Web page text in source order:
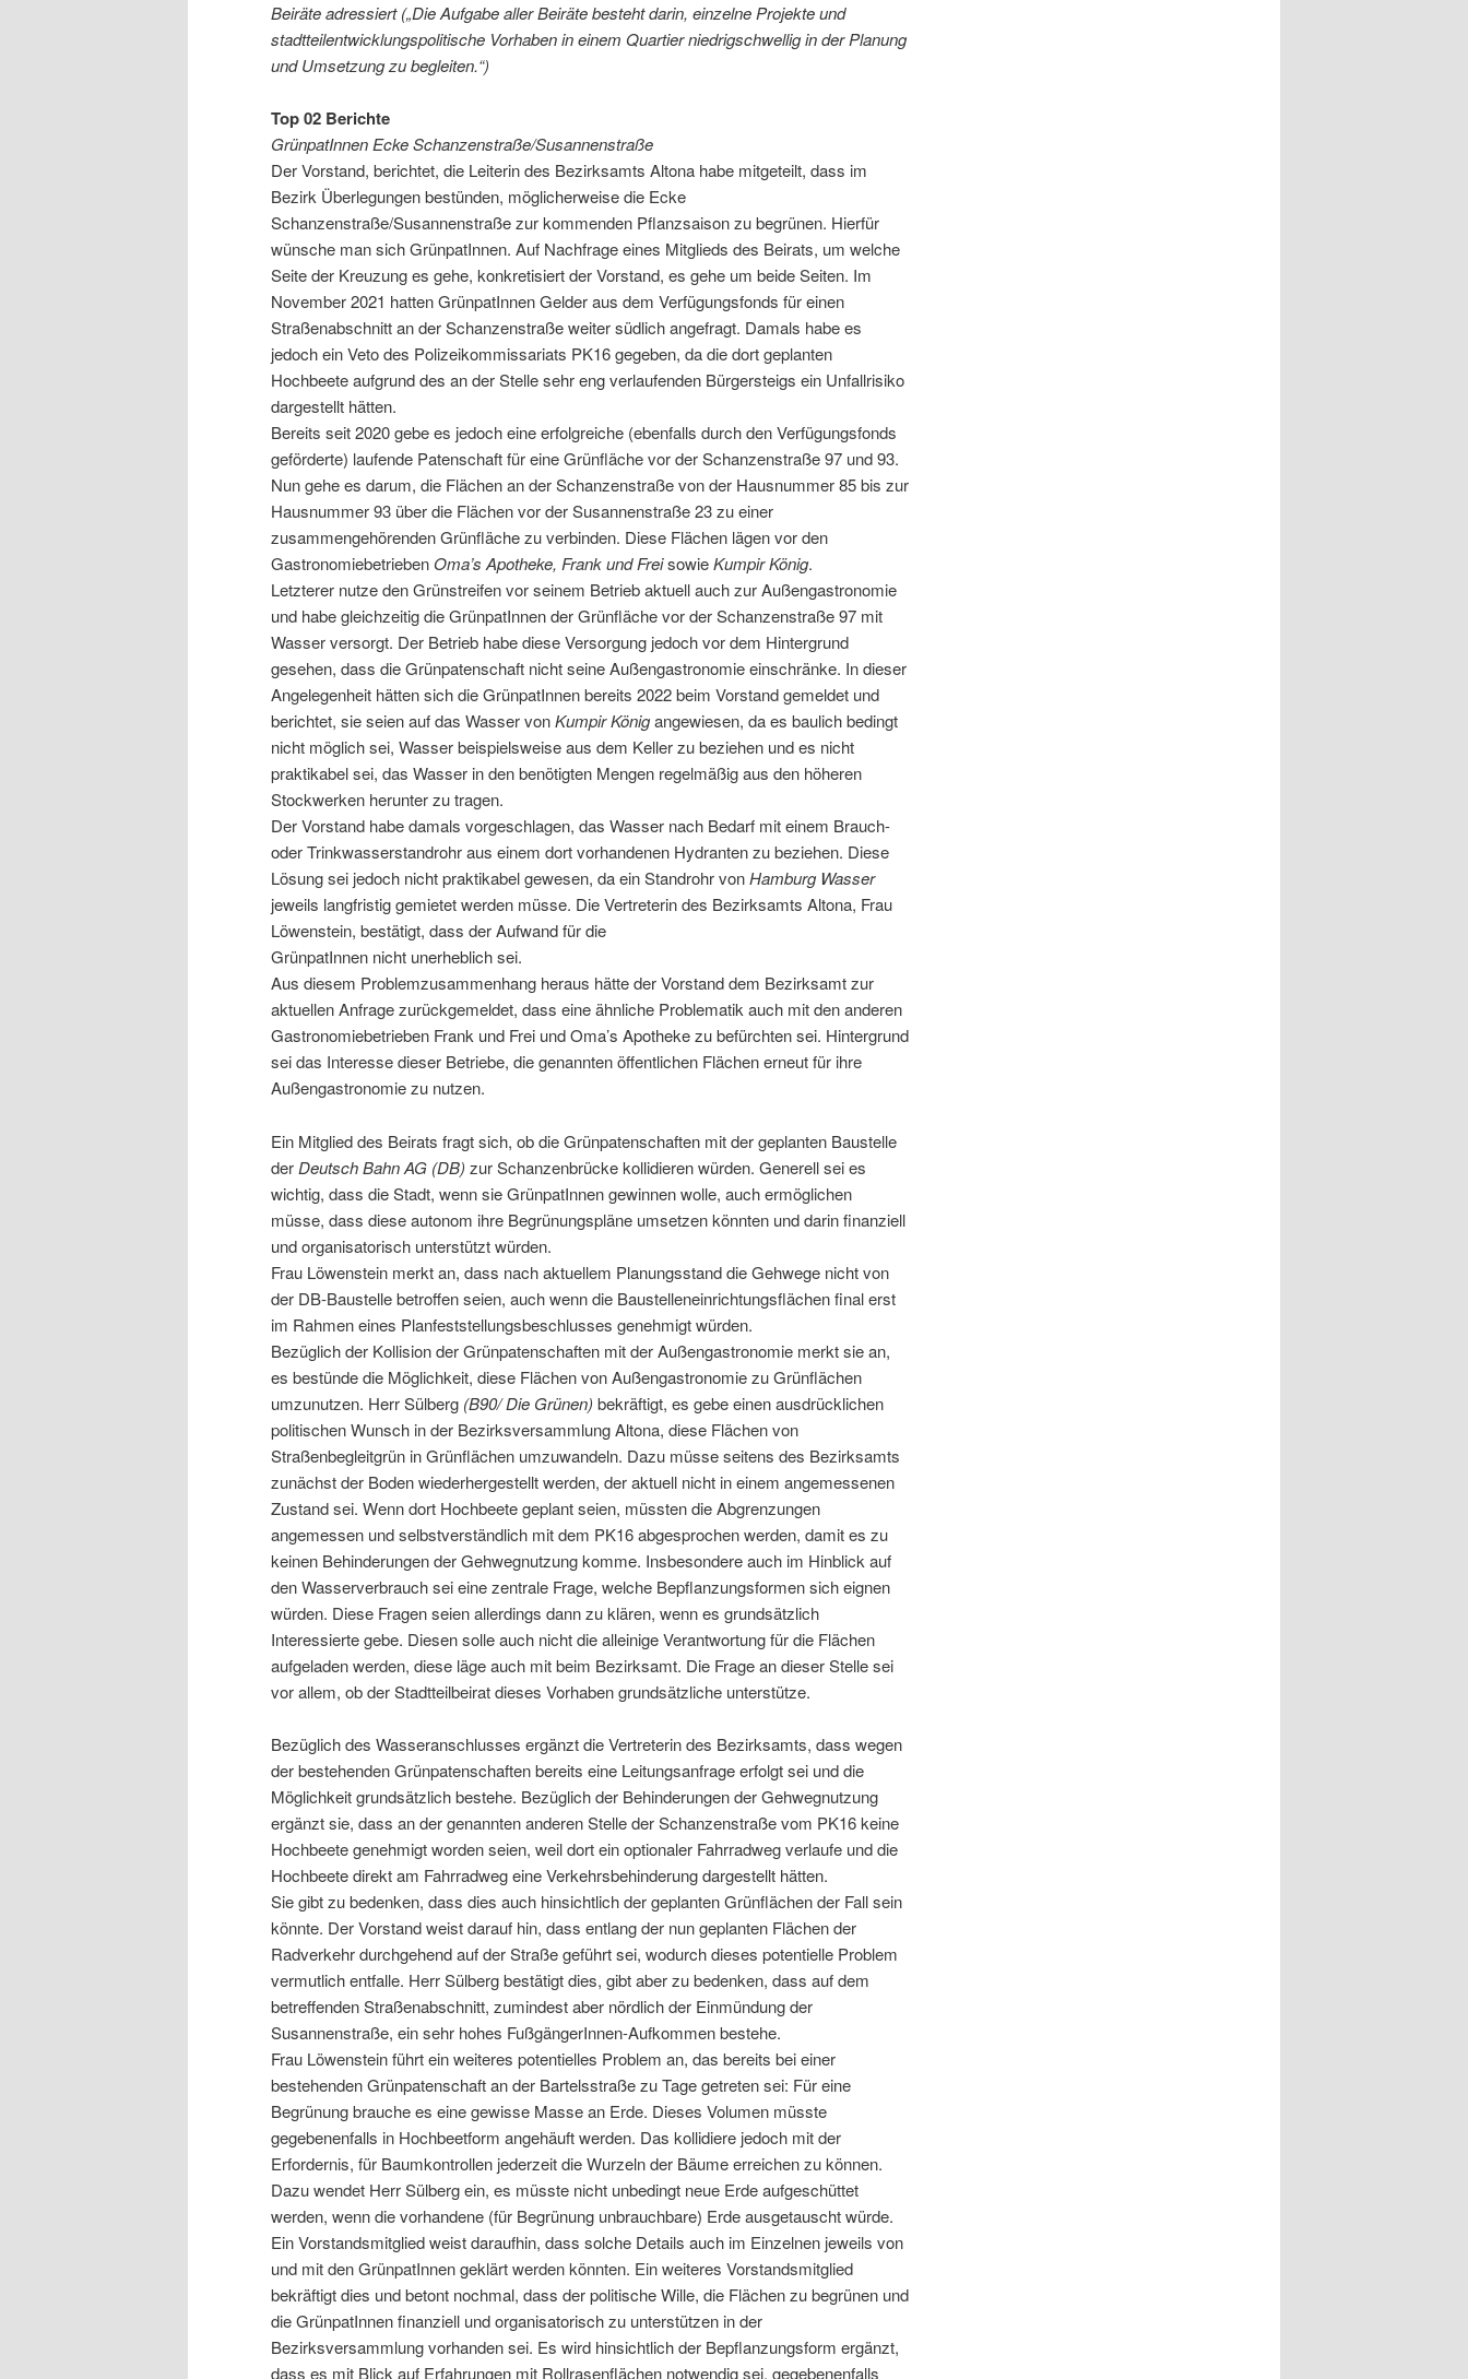
Beiräte adressiert („Die Aufgabe aller Beiräte besteht darin, einzelne Projekte und
stadtteilentwicklungspolitische Vorhaben in einem Quartier niedrigschwellig in der Planung
und Umsetzung zu begleiten.“)
Top 02 Berichte
GrünpatInnen Ecke Schanzenstraße/Susannenstraße
Der Vorstand, berichtet, die Leiterin des Bezirksamts Altona habe mitgeteilt, dass im
Bezirk Überlegungen bestünden, möglicherweise die Ecke
Schanzenstraße/Susannenstraße zur kommenden Pflanzsaison zu begrünen. Hierfür
wünsche man sich GrünpatInnen. Auf Nachfrage eines Mitglieds des Beirats, um welche
Seite der Kreuzung es gehe, konkretisiert der Vorstand, es gehe um beide Seiten. Im
November 2021 hatten GrünpatInnen Gelder aus dem Verfügungsfonds für einen
Straßenabschnitt an der Schanzenstraße weiter südlich angefragt. Damals habe es
jedoch ein Veto des Polizeikommissariats PK16 gegeben, da die dort geplanten
Hochbeete aufgrund des an der Stelle sehr eng verlaufenden Bürgersteigs ein Unfallrisiko
dargestellt hätten.
Bereits seit 2020 gebe es jedoch eine erfolgreiche (ebenfalls durch den Verfügungsfonds
geförderte) laufende Patenschaft für eine Grünfläche vor der Schanzenstraße 97 und 93.
Nun gehe es darum, die Flächen an der Schanzenstraße von der Hausnummer 85 bis zur
Hausnummer 93 über die Flächen vor der Susannenstraße 23 zu einer
zusammengehörenden Grünfläche zu verbinden. Diese Flächen lägen vor den
Gastronomiebetrieben Oma’s Apotheke, Frank und FreisowieKumpir König.
Letzterer nutze den Grünstreifen vor seinem Betrieb aktuell auch zur Außengastronomie
und habe gleichzeitig die GrünpatInnen der Grünfläche vor der Schanzenstraße 97 mit
Wasser versorgt. Der Betrieb habe diese Versorgung jedoch vor dem Hintergrund
gesehen, dass die Grünpatenschaft nicht seine Außengastronomie einschränke. In dieser
Angelegenheit hätten sich die GrünpatInnen bereits 2022 beim Vorstand gemeldet und
berichtet, sie seien auf das Wasser vonKumpir Königangewiesen, da es baulich bedingt
nicht möglich sei, Wasser beispielsweise aus dem Keller zu beziehen und es nicht
praktikabel sei, das Wasser in den benötigten Mengen regelmäßig aus den höheren
Stockwerken herunter zu tragen.
Der Vorstand habe damals vorgeschlagen, das Wasser nach Bedarf mit einem Brauch-
oder Trinkwasserstandrohr aus einem dort vorhandenen Hydranten zu beziehen. Diese
Lösung sei jedoch nicht praktikabel gewesen, da ein Standrohr vonHamburg Wasser
jeweils langfristig gemietet werden müsse. Die Vertreterin des Bezirksamts Altona, Frau
Löwenstein, bestätigt, dass der Aufwand für die
GrünpatInnen nicht unerheblich sei.
Aus diesem Problemzusammenhang heraus hätte der Vorstand dem Bezirksamt zur
aktuellen Anfrage zurückgemeldet, dass eine ähnliche Problematik auch mit den anderen
Gastronomiebetrieben Frank und Frei und Oma’s Apotheke zu befürchten sei. Hintergrund
sei das Interesse dieser Betriebe, die genannten öffentlichen Flächen erneut für ihre
Außengastronomie zu nutzen.
Ein Mitglied des Beirats fragt sich, ob die Grünpatenschaften mit der geplanten Baustelle
der Deutsch Bahn AG (DB) zur Schanzenbrücke kollidieren würden. Generell sei es
wichtig, dass die Stadt, wenn sie GrünpatInnen gewinnen wolle, auch ermöglichen
müsse, dass diese autonom ihre Begrünungspläne umsetzen könnten und darin finanziell
und organisatorisch unterstützt würden.
Frau Löwenstein merkt an, dass nach aktuellem Planungsstand die Gehwege nicht von
der DB-Baustelle betroffen seien, auch wenn die Baustelleneinrichtungsflächen final erst
im Rahmen eines Planfeststellungsbeschlusses genehmigt würden.
Bezüglich der Kollision der Grünpatenschaften mit der Außengastronomie merkt sie an,
es bestünde die Möglichkeit, diese Flächen von Außengastronomie zu Grünflächen
umzunutzen. Herr Sülberg (B90/ Die Grünen) bekräftigt, es gebe einen ausdrücklichen
politischen Wunsch in der Bezirksversammlung Altona, diese Flächen von
Straßenbegleitgrün in Grünflächen umzuwandeln. Dazu müsse seitens des Bezirksamts
zunächst der Boden wiederhergestellt werden, der aktuell nicht in einem angemessenen
Zustand sei. Wenn dort Hochbeete geplant seien, müssten die Abgrenzungen
angemessen und selbstverständlich mit dem PK16 abgesprochen werden, damit es zu
keinen Behinderungen der Gehwegnutzung komme. Insbesondere auch im Hinblick auf
den Wasserverbrauch sei eine zentrale Frage, welche Bepflanzungsformen sich eignen
würden. Diese Fragen seien allerdings dann zu klären, wenn es grundsätzlich
Interessierte gebe. Diesen solle auch nicht die alleinige Verantwortung für die Flächen
aufgeladen werden, diese läge auch mit beim Bezirksamt. Die Frage an dieser Stelle sei
vor allem, ob der Stadtteilbeirat dieses Vorhaben grundsätzliche unterstütze.
Bezüglich des Wasseranschlusses ergänzt die Vertreterin des Bezirksamts, dass wegen
der bestehenden Grünpatenschaften bereits eine Leitungsanfrage erfolgt sei und die
Möglichkeit grundsätzlich bestehe. Bezüglich der Behinderungen der Gehwegnutzung
ergänzt sie, dass an der genannten anderen Stelle der Schanzenstraße vom PK16 keine
Hochbeete genehmigt worden seien, weil dort ein optionaler Fahrradweg verlaufe und die
Hochbeete direkt am Fahrradweg eine Verkehrsbehinderung dargestellt hätten.
Sie gibt zu bedenken, dass dies auch hinsichtlich der geplanten Grünflächen der Fall sein
könnte. Der Vorstand weist darauf hin, dass entlang der nun geplanten Flächen der
Radverkehr durchgehend auf der Straße geführt sei, wodurch dieses potentielle Problem
vermutlich entfalle. Herr Sülberg bestätigt dies, gibt aber zu bedenken, dass auf dem
betreffenden Straßenabschnitt, zumindest aber nördlich der Einmündung der
Susannenstraße, ein sehr hohes FußgängerInnen-Aufkommen bestehe.
Frau Löwenstein führt ein weiteres potentielles Problem an, das bereits bei einer
bestehenden Grünpatenschaft an der Bartelsstraße zu Tage getreten sei: Für eine
Begrünung brauche es eine gewisse Masse an Erde. Dieses Volumen müsste
gegebenenfalls in Hochbeetform angehäuft werden. Das kollidiere jedoch mit der
Erfordernis, für Baumkontrollen jederzeit die Wurzeln der Bäume erreichen zu können.
Dazu wendet Herr Sülberg ein, es müsste nicht unbedingt neue Erde aufgeschüttet
werden, wenn die vorhandene (für Begrünung unbrauchbare) Erde ausgetauscht würde.
Ein Vorstandsmitglied weist daraufhin, dass solche Details auch im Einzelnen jeweils von
und mit den GrünpatInnen geklärt werden könnten. Ein weiteres Vorstandsmitglied
bekräftigt dies und betont nochmal, dass der politische Wille, die Flächen zu begrünen und
die GrünpatInnen finanziell und organisatorisch zu unterstützen in der
Bezirksversammlung vorhanden sei. Es wird hinsichtlich der Bepflanzungsform ergänzt,
dass es mit Blick auf Erfahrungen mit Rollrasenflächen notwendig sei, gegebenenfalls